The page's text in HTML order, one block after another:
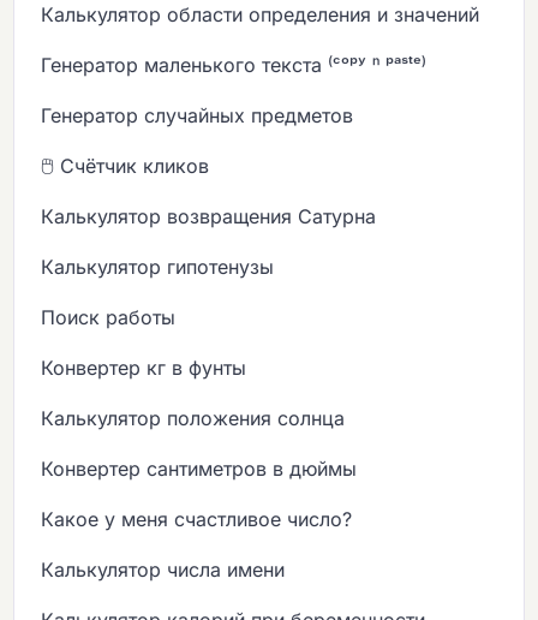
Калькулятор области определения и значений
Генератор маленького текста ⁽ᶜᵒᵖʸ ⁿ ᵖᵃˢᵗᵉ⁾
Генератор случайных предметов
🖱️ Счётчик кликов
Калькулятор возвращения Сатурна
Калькулятор гипотенузы
Поиск работы
Конвертер кг в фунты
Калькулятор положения солнца
Конвертер сантиметров в дюймы
Какое у меня счастливое число?
Калькулятор числа имени